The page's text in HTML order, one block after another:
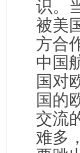
识。
被美
方合
中国
国对
国的
交流
难多